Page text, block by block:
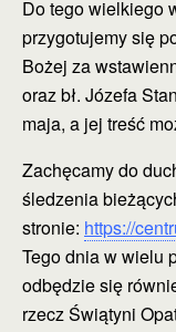
Do tego wielkiego
przygotujemy się
Bożej za
oraz bł. Józefa
maja, a jej treść
Zachęcamy do
śledzenia
stronie: https://
Tego dnia w wielu
odbędzie się
rzecz Świątyni